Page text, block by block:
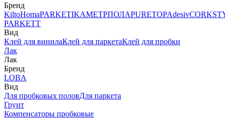
Бренд
KiltoHomaPARKETIKAМЕТРПОЛАPURETOPAdesiv
PARKETT
Вид
Клей для винилаКлей для паркетаКлей для пробки
Лак
Лак
Бренд
LOBA
Вид
Для пробковых половДля паркета
Грунт
Компенсаторы пробковые